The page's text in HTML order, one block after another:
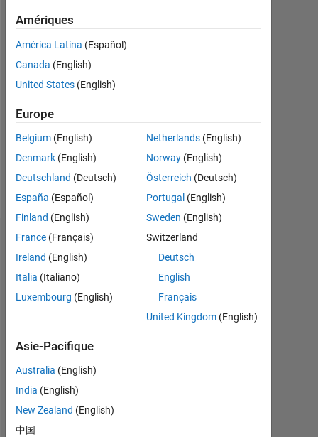
2015
0
0
Follow
Message
Tableau de bord
Statistiques
MATLAB Answers
CONTRIBUTIONS
Amériques
América Latina (Español)
Canada (English)
United States (English)
Europe
Belgium (English)
Denmark (English)
Deutschland (Deutsch)
España (Español)
Finland (English)
France (Français)
Ireland (English)
Italia (Italiano)
Luxembourg (English)
Netherlands(English)
Norway(English)
Österreich (Deutsch)
Portugal (English)
Sweden (English)
Switzerland
Deutsch
English
Français
United Kingdom(English)
Asie-Pacifique
Australia (English)
India (English)
New Zealand (English)
中国